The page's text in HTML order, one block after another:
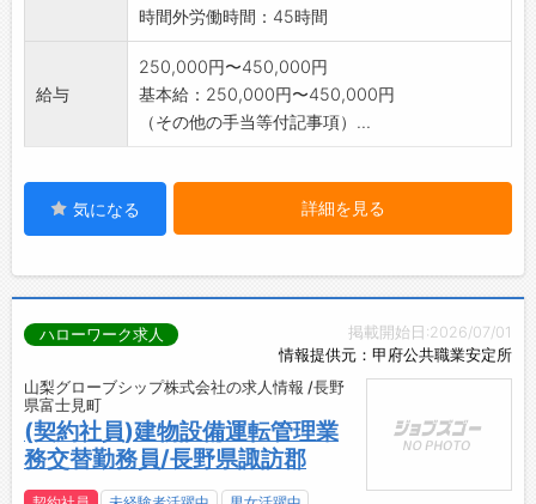
時間外労働時間：45時間
給与
250,000円〜450,000円
基本給：250,000円〜450,000円
（その他の手当等付記事項）...
気になる 詳細を見る
掲載開始日:2026/07/01
情報提供元：甲府公共職業安定所
ハローワーク求人
山梨グローブシップ株式会社の求人情報 /長野
県富士見町
(契約社員)建物設備運転管理業
務交替勤務員/長野県諏訪郡